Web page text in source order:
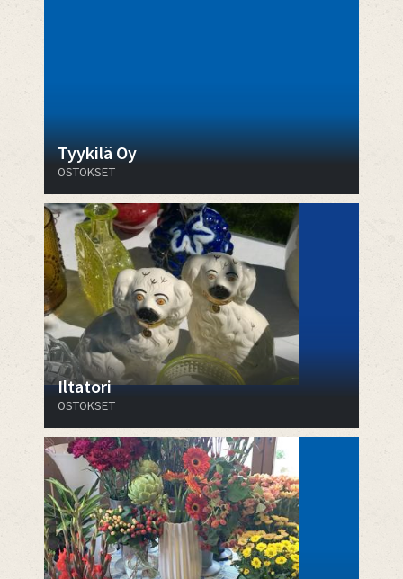
Tyykilä Oy
OSTOKSET
Iltatori
OSTOKSET